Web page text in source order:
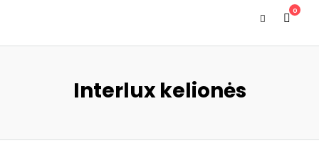
0
Interlux kelionės